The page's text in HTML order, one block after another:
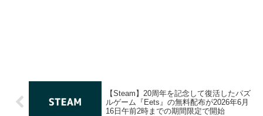
【Steam】20周年を記念して復活したパズ
ルゲーム『Eets』の無料配布が2026年6月
16日午前2時までの期間限定で開始